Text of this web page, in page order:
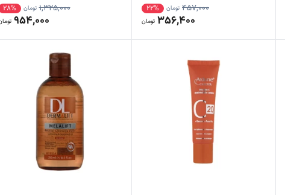
457,000 تومان 22%
356,400 تومان
1,325,000 تومان 28%
954,000